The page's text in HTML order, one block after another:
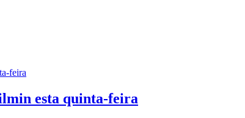
esta quinta-feira